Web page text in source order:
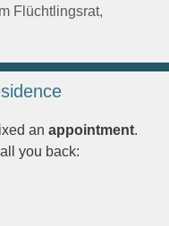
Flüchtlingsrat,
an appointment.
you back: